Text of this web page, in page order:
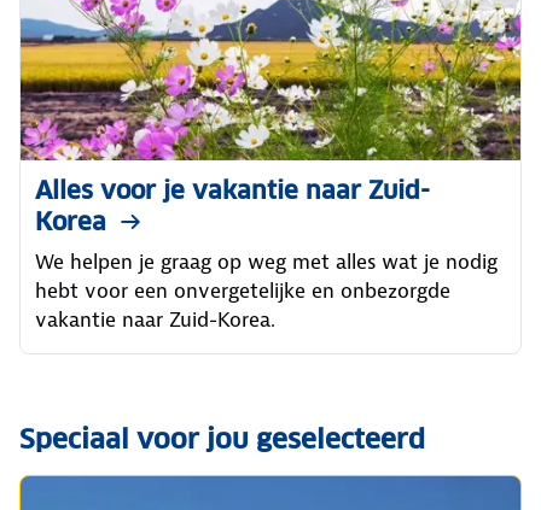
Alles voor je vakantie naar Zuid-
Korea
We helpen je graag op weg met alles wat je nodig
hebt voor een onvergetelijke en onbezorgde
vakantie naar Zuid-Korea.
Speciaal voor jou geselecteerd